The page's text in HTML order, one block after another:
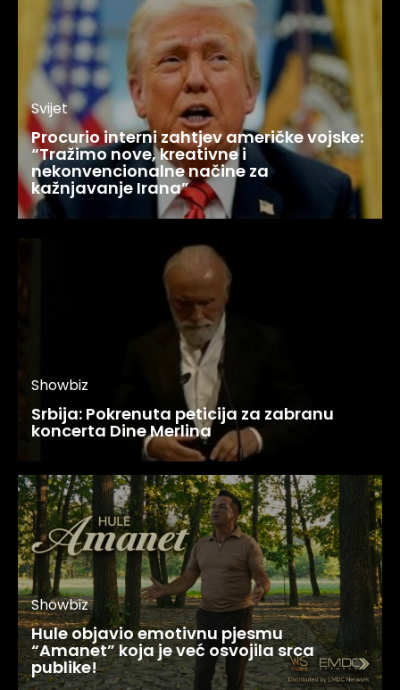
Svijet
Procurio interni zahtjev američke vojske:
“Tražimo nove, kreativne i
nekonvencionalne načine za
kažnjavanje Irana”
Showbiz
Srbija: Pokrenuta peticija za zabranu
koncerta Dine Merlina
Showbiz
Hule objavio emotivnu pjesmu
“Amanet” koja je već osvojila srca
publike!